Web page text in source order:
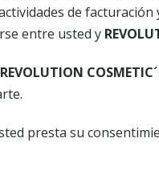
de
entre usted y
REVOLUTION
presta su